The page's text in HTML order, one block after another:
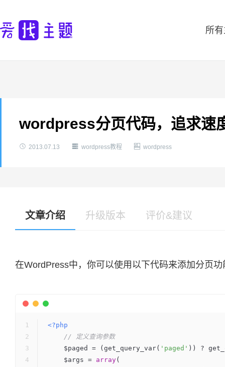
所
wordpress分页代码，追求速
 2013.07.13  wordpress教程  wordpress
文章介绍 升级版本 评价&建议
在WordPress中，你可以使用以下代码来添加分页
<?php
// 定义查询参数
    $paged = (get_query_var(
'paged' )) ?
    $args =
array(